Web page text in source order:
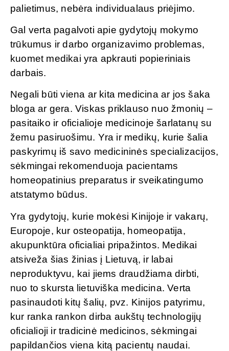
palietimus, nebėra individualaus priėjimo.
Gal verta pagalvoti apie gydytojų mokymo
trūkumus ir darbo organizavimo problemas,
kuomet medikai yra apkrauti popieriniais
darbais.
Negali būti viena ar kita medicina ar jos šaka
bloga ar gera. Viskas priklauso nuo žmonių –
pasitaiko ir oficialioje medicinoje šarlatanų su
žemu pasiruošimu. Yra ir medikų, kurie šalia
paskyrimų iš savo medicininės specializacijos,
sėkmingai rekomenduoja pacientams
homeopatinius preparatus ir sveikatingumo
atstatymo būdus.
Yra gydytojų, kurie mokėsi Kinijoje ir vakarų,
Europoje, kur osteopatija, homeopatija,
akupunktūra oficialiai pripažintos. Medikai
atsiveža šias žinias į Lietuvą, ir labai
neproduktyvu, kai jiems draudžiama dirbti,
nuo to skursta lietuviška medicina. Verta
pasinaudoti kitų šalių, pvz. Kinijos patyrimu,
kur ranka rankon dirba aukštų technologijų
oficialioji ir tradicinė medicinos, sėkmingai
papildančios viena kitą pacientų naudai.